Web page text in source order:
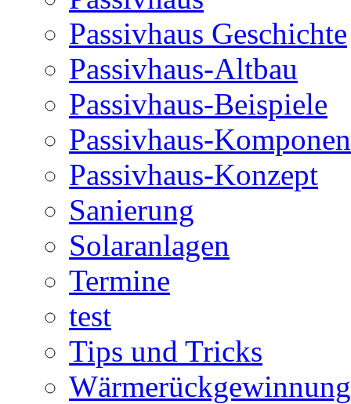
Passivhaus Geschichte
Passivhaus-Altbau
Passivhaus-Beispiele
Passivhaus-
Passivhaus-Konzept
Sanierung
Solaranlagen
Termine
test
Tips und Tricks
Wärmerückgewinnung